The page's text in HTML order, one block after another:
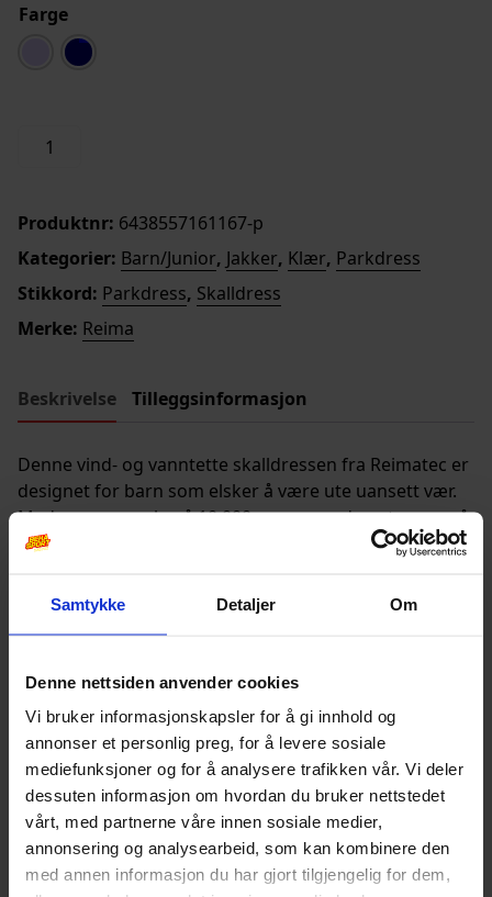
Samtykke Detaljer Om
Denne nettsiden anvender cookies
Vi bruker informasjonskapsler for å gi innhold og
annonser et personlig preg, for å levere sosiale
mediefunksjoner og for å analysere trafikken vår. Vi deler
dessuten informasjon om hvordan du bruker nettstedet
vårt, med partnerne våre innen sosiale medier,
annonsering og analysearbeid, som kan kombinere den
med annen informasjon du har gjort tilgjengelig for dem,
Farge
Kellola
antall
Produktnr: 6438557161167-p
Kategorier: Barn/Junior, Jakker, Klær, Parkdress
Stikkord: Parkdress, Skalldress
Merke: Reima
Beskrivelse Tilleggsinformasjon
Denne vind- og vanntette skalldressen fra Reimatec er
designet for barn som elsker å være ute uansett vær.
Med en vannsøyle på 10 000 mm og god pusteevne på
7 000 g/m²/24h, gir den både beskyttelse og komfort.
mens forsterkede partier på ben og sete øker
Andre produkter